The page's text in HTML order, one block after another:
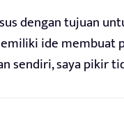
dengan tujuan
ide membuat
sendiri, saya pikir